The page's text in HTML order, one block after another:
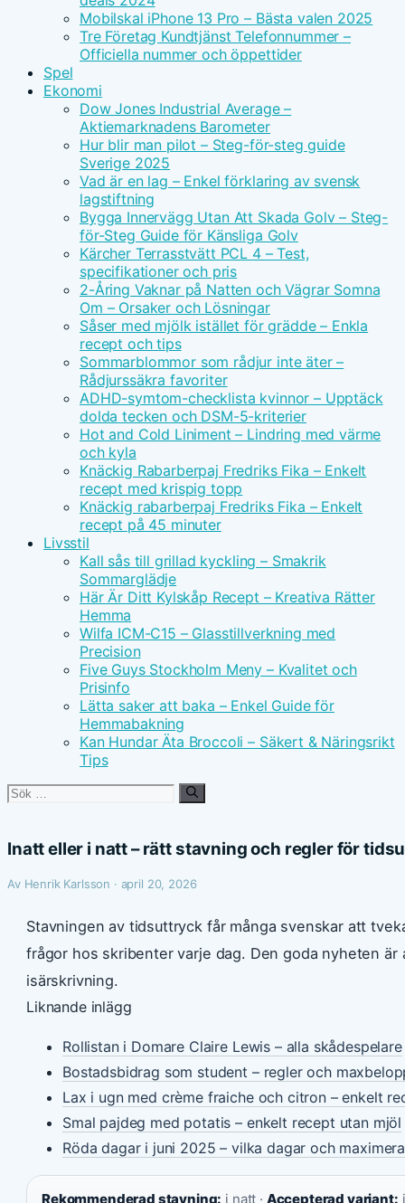
Mobilskal iPhone 13 Pro – Bästa valen 2025
Tre Företag Kundtjänst Telefonnummer –
Officiella nummer och öppettider
Spel
Ekonomi
Dow Jones Industrial Average –
Aktiemarknadens Barometer
Hur blir man pilot – Steg-för-steg guide
Sverige 2025
Vad är en lag – Enkel förklaring av svensk
lagstiftning
Bygga Innervägg Utan Att Skada Golv – Steg-
för-Steg Guide för Känsliga Golv
Kärcher Terrasstvätt PCL 4 – Test,
specifikationer och pris
2-Åring Vaknar på Natten och Vägrar Somna
Om – Orsaker och Lösningar
Såser med mjölk istället för grädde – Enkla
recept och tips
Sommarblommor som rådjur inte äter –
Rådjurssäkra favoriter
ADHD-symtom-checklista kvinnor – Upptäck
dolda tecken och DSM-5-kriterier
Hot and Cold Liniment – Lindring med värme
och kyla
Knäckig Rabarberpaj Fredriks Fika – Enkelt
recept med krispig topp
Knäckig rabarberpaj Fredriks Fika – Enkelt
recept på 45 minuter
Livsstil
Kall sås till grillad kyckling – Smakrik
Sommarglädje
Här Är Ditt Kylskåp Recept – Kreativa Rätter
Hemma
Wilfa ICM-C15 – Glasstillverkning med
Precision
Five Guys Stockholm Meny – Kvalitet och
Prisinfo
Lätta saker att baka – Enkel Guide för
Hemmabakning
Kan Hundar Äta Broccoli – Säkert & Näringsrikt
Tips
Sök
Inatt eller i natt – rätt stavning och regler för
Av Henrik Karlsson · april 20, 2026
Stavningen av tidsuttryck får många svenskar att
frågor hos skribenter varje dag. Den goda nyheten
isärskrivning.
Liknande inlägg
Rollistan i Domare Claire Lewis – alla skådespelare
Bostadsbidrag som student – regler och
Lax i ugn med crème fraiche och citron – enkelt
Smal pajdeg med potatis – enkelt recept utan mjöl
Röda dagar i juni 2025 – vilka dagar och
Rekommenderad stavning: i natt · Accepterad variant: